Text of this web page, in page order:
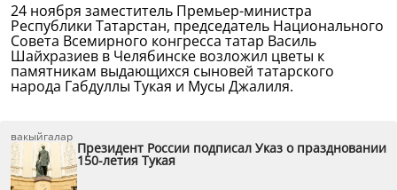
24 ноября заместитель Премьер-министра
Республики Татарстан, председатель Национального
Совета Всемирного конгресса татар Василь
Шайхразиев в Челябинске возложил цветы к
памятникам выдающихся сыновей татарского
народа Габдуллы Тукая и Мусы Джалиля.
вакыйгалар
Президент России подписал Указ о праздновании
150-летия Тукая